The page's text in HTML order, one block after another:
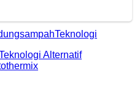
sampahTeknologi